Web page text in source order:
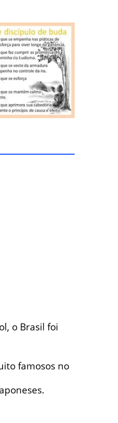
o Brasil foi
famosos no